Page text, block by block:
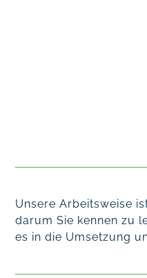
Unsere Arbeitsweise
darum Sie kennen zu
es in die Umsetzung